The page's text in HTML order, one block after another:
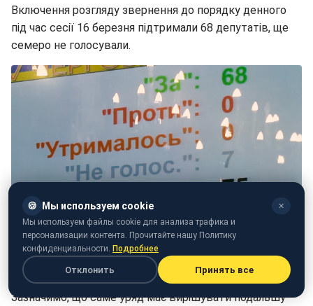
Включення розгляду звернення до порядку денного
під час сесії 16 березня підтримали 68 депутатів, ще
семеро не голосували.
Як голосували депутати (фото: РБК-Україна)
Зазначимо, що саме уряд має вирішувати подальшу
🍪 Мы используем cookie ✕
Мы используем файлы cookie для анализа трафика и
персонализации контента. Прочитайте нашу Политику
конфиденциальности. Подробнее
Отклонить Принять все